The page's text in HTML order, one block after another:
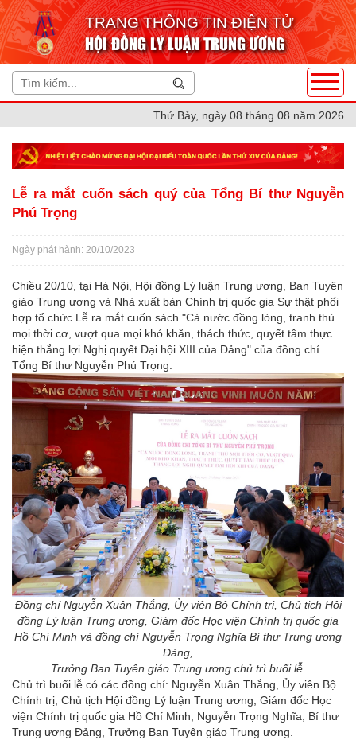
TRANG THÔNG TIN ĐIỆN TỬ
HỘI ĐỒNG LÝ LUẬN TRUNG ƯƠNG
Thứ Bảy, ngày 08 tháng 08 năm 2026
Lễ ra mắt cuốn sách quý của Tổng Bí thư Nguyễn
Phú Trọng
Ngày phát hành: 20/10/2023
Chiều 20/10, tại Hà Nội, Hội đồng Lý luận Trung ương, Ban Tuyên
giáo Trung ương và Nhà xuất bản Chính trị quốc gia Sự thật phối
hợp tổ chức Lễ ra mắt cuốn sách "Cả nước đồng lòng, tranh thủ
mọi thời cơ, vượt qua mọi khó khăn, thách thức, quyết tâm thực
hiện thắng lợi Nghị quyết Đại hội XIII của Đảng" của đồng chí
Tổng Bí thư Nguyễn Phú Trọng.
Đồng chí Nguyễn Xuân Thắng, Ủy viên Bộ Chính trị, Chủ tịch Hội
đồng Lý luận Trung ương, Giám đốc Học viện Chính trị quốc gia
Hồ Chí Minh và đồng chí Nguyễn Trọng Nghĩa Bí thư Trung ương
Đảng,
Trưởng Ban Tuyên giáo Trung ương chủ trì buổi lễ.
Chủ trì buổi lễ có các đồng chí: Nguyễn Xuân Thắng, Ủy viên Bộ
Chính trị, Chủ tịch Hội đồng Lý luận Trung ương, Giám đốc Học
viện Chính trị quốc gia Hồ Chí Minh; Nguyễn Trọng Nghĩa, Bí thư
Trung ương Đảng, Trưởng Ban Tuyên giáo Trung ương.